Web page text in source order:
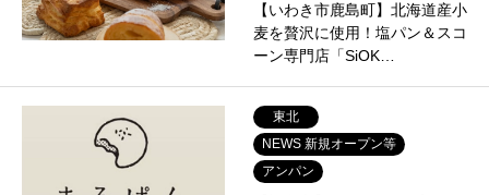
【いわき市鹿島町】北海道産小
麦を贅沢に使用！塩パン＆スコ
ーン専門店「SiOK…
東北
NEWS 新規オープン等
アンパン